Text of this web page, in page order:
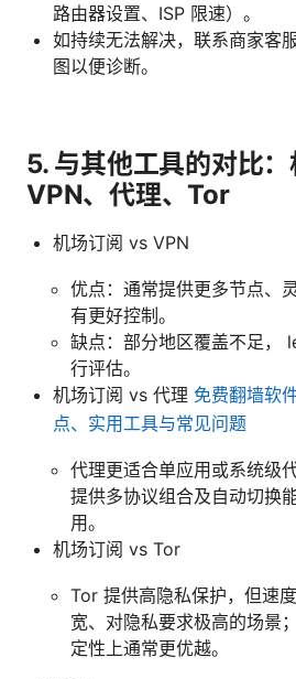
路由器设置、ISP 限速）。
如持续无法解决，联系商家客
图以便诊断。
5. 与其他工具的对比：
VPN、代理、Tor
机场订阅 vs VPN
优点：通常提供更多节点、
有更好控制。
缺点：部分地区覆盖不足，
行评估。
机场订阅 vs 代理 免费翻墙软
点、实用工具与常见问题
代理更适合单应用或系统级
提供多协议组合及自动切换
用。
机场订阅 vs Tor
Tor 提供高隐私保护，但速
宽、对隐私要求极高的场景
定性上通常更优越。